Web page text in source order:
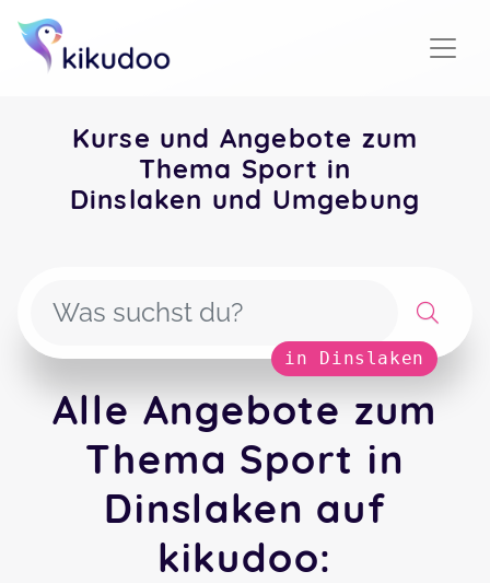
Kurse und Angebote zum
Thema Sport in
Dinslaken und Umgebung
in Dinslaken
Alle Angebote zum
Thema Sport in
Dinslaken auf
kikudoo: